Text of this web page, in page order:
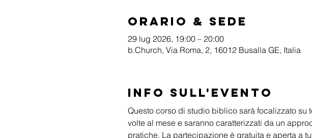
Orario & Sede
29 lug 2026, 19:00 – 20:00
b.Church, Via Roma, 2, 16012 Busalla GE, Italia
Info sull'evento
Questo corso di studio biblico sarà focalizzato su
volte al mese e saranno caratterizzati da un
pratiche. La partecipazione è gratuita e aperta a